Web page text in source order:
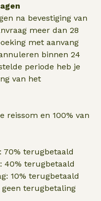
na bevestiging van
meer dan 28
met aanvang
binnen 24
periode heb je
van het
reissom en 100% van
70% terugbetaald
40% terugbetaald
10% terugbetaald
geen terugbetaling